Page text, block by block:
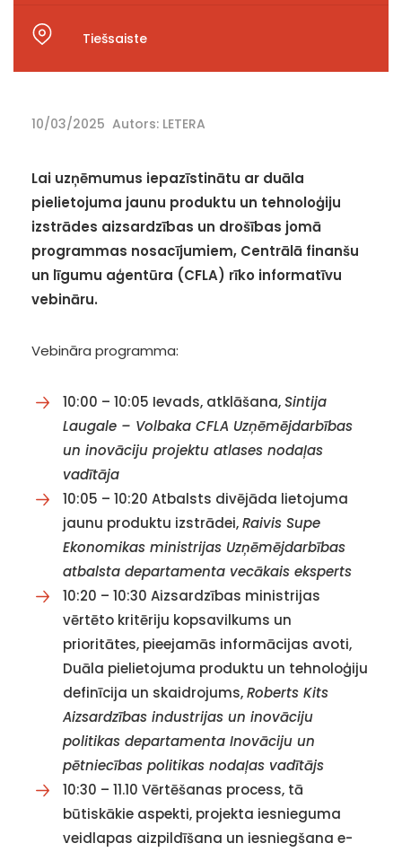
Tiešsaiste
10/03/2025 Autors: LETERA
Lai uzņēmumus iepazīstinātu ar duāla
pielietojuma jaunu produktu un tehnoloģiju
izstrādes aizsardzības un drošības jomā
programmas nosacījumiem, Centrālā finanšu
un līgumu aģentūra (CFLA) rīko informatīvu
vebināru.
Vebināra programma:
10:00 – 10:05 Ievads, atklāšana,Sintija
Laugale – Volbaka CFLA Uzņēmējdarbības
un inovāciju projektu atlases nodaļas
vadītāja
10:05 – 10:20 Atbalsts divējāda lietojuma
jaunu produktu izstrādei,Raivis Supe
Ekonomikas ministrijas Uzņēmējdarbības
atbalsta departamenta vecākais eksperts
10:20 – 10:30 Aizsardzības ministrijas
vērtēto kritēriju kopsavilkums un
prioritātes, pieejamās informācijas avoti,
Duāla pielietojuma produktu un tehnoloģiju
definīcija un skaidrojums,Roberts Kits
Aizsardzības industrijas un inovāciju
politikas departamenta Inovāciju un
pētniecības politikas nodaļas vadītājs
10:30 – 11.10 Vērtēšanas process, tā
būtiskākie aspekti, projekta iesnieguma
veidlapas aizpildīšana un iesniegšana e-